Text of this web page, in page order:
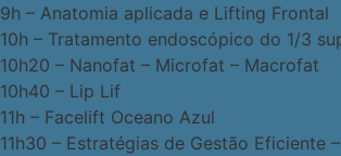
9h – Anatomia aplicada e Lifting Frontal
10h – Tratamento endoscópico do 1/3
10h20 – Nanofat – Microfat – Macrofat
10h40 – Lip Lif
11h – Facelift Oceano Azul
11h30 – Estratégias de Gestão Eficiente